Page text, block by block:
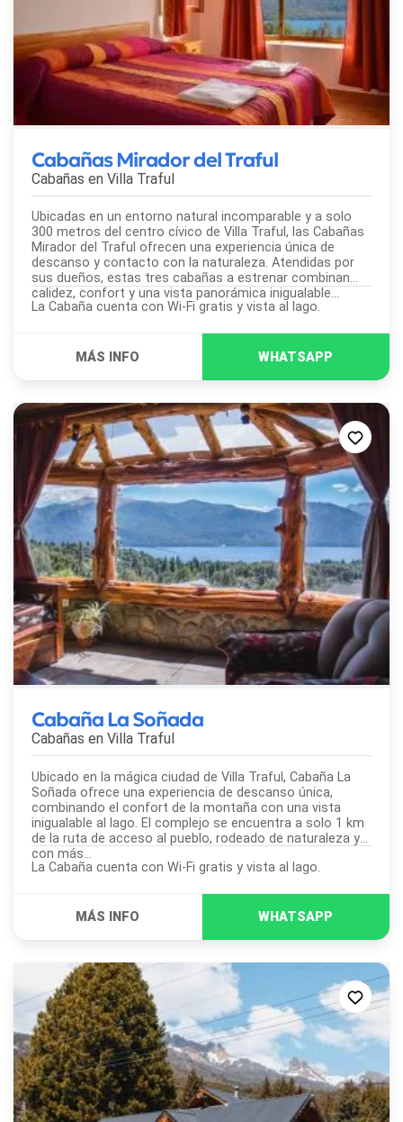
Cabañas Mirador del Traful
Cabañas en Villa Traful
Ubicadas en un entorno natural incomparable y a solo
300 metros del centro cívico de Villa Traful, las Cabañas
Mirador del Traful ofrecen una experiencia única de
descanso y contacto con la naturaleza. Atendidas por
sus dueños, estas tres cabañas a estrenar combinan
calidez, confort y una vista panorámica inigualable...
La Cabaña cuenta con Wi-Fi gratis y vista al lago.
Cabaña La Soñada
Cabañas en Villa Traful
Ubicado en la mágica ciudad de Villa Traful, Cabaña La
Soñada ofrece una experiencia de descanso única,
combinando el confort de la montaña con una vista
inigualable al lago. El complejo se encuentra a solo 1 km
de la ruta de acceso al pueblo, rodeado de naturaleza y
con más...
La Cabaña cuenta con Wi-Fi gratis y vista al lago.